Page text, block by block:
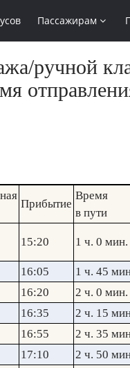
Пассажирам
ручной
Прибытие
Время
в пути
15:20 1 ч. 0 мин.
16:05
1 ч. 45
16:20
2 ч. 0 мин.
16:35
2 ч. 15
16:55
2 ч. 35
17:10
2 ч. 50